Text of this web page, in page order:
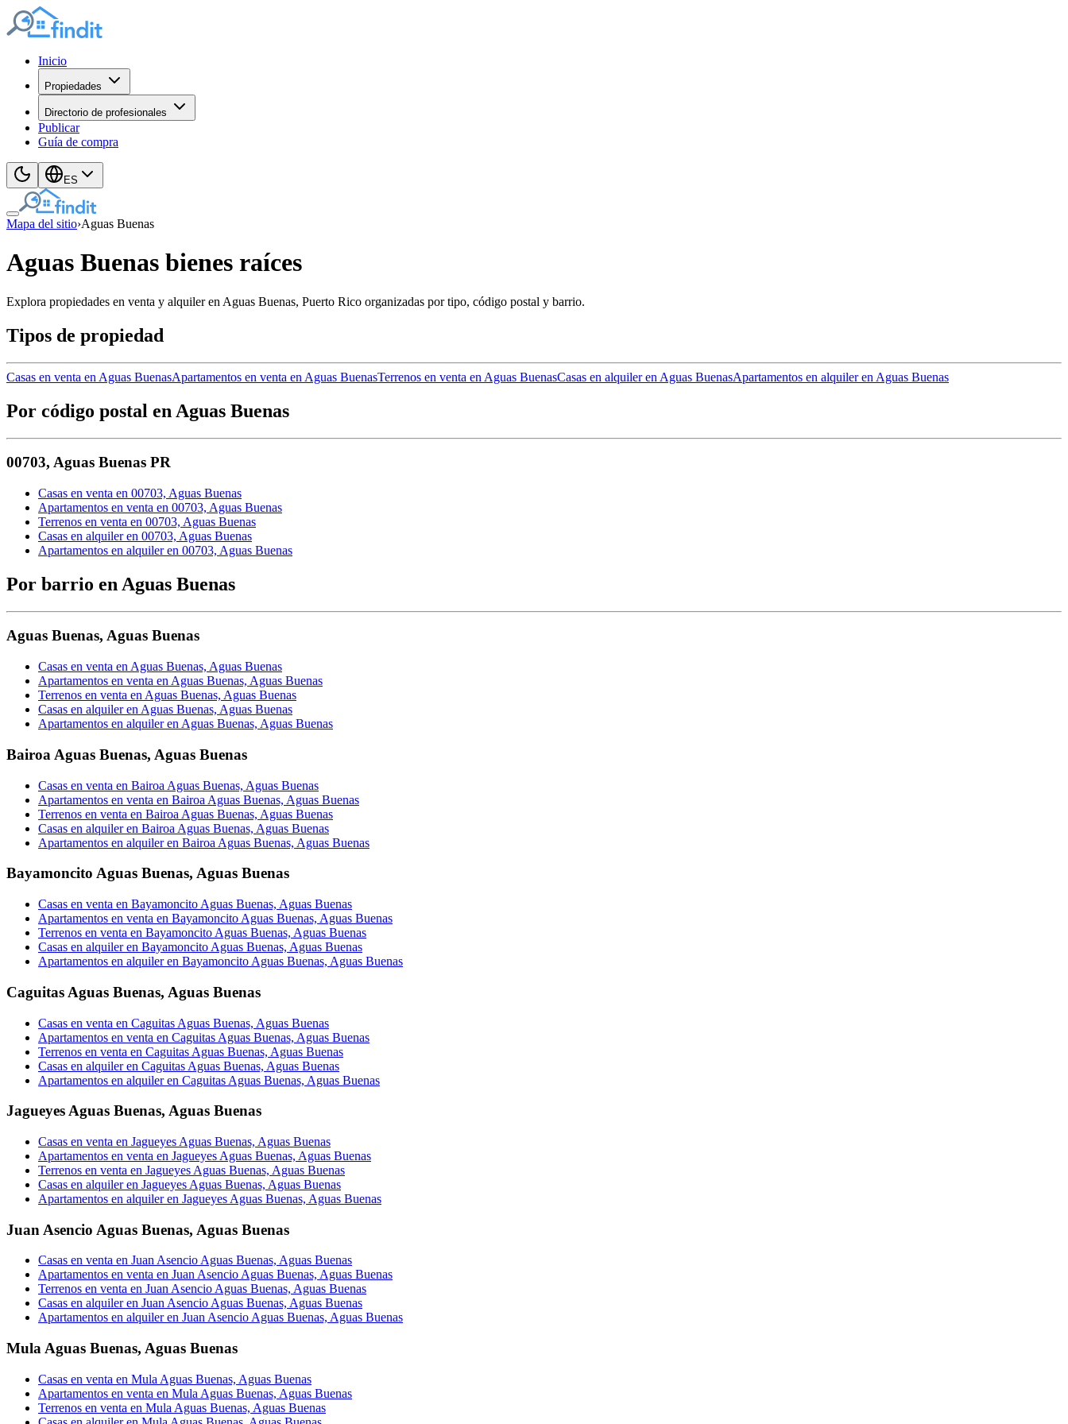
Inicio
Propiedades
Directorio de profesionales
Publicar
Guía de compra
ES
Mapa del sitio›Aguas Buenas
Aguas Buenas bienes raíces
Explora propiedades en venta y alquiler en Aguas Buenas, Puerto Rico organizadas por tipo, código postal y barrio.
Tipos de propiedad
Casas en venta en Aguas BuenasApartamentos en venta en Aguas BuenasTerrenos en venta en Aguas BuenasCasas en alquiler en Aguas BuenasApartamentos en alquiler en Aguas Buenas
Por código postal en Aguas Buenas
00703, Aguas Buenas PR
Casas en venta en 00703, Aguas Buenas
Apartamentos en venta en 00703, Aguas Buenas
Terrenos en venta en 00703, Aguas Buenas
Casas en alquiler en 00703, Aguas Buenas
Apartamentos en alquiler en 00703, Aguas Buenas
Por barrio en Aguas Buenas
Aguas Buenas, Aguas Buenas
Casas en venta en Aguas Buenas, Aguas Buenas
Apartamentos en venta en Aguas Buenas, Aguas Buenas
Terrenos en venta en Aguas Buenas, Aguas Buenas
Casas en alquiler en Aguas Buenas, Aguas Buenas
Apartamentos en alquiler en Aguas Buenas, Aguas Buenas
Bairoa Aguas Buenas, Aguas Buenas
Casas en venta en Bairoa Aguas Buenas, Aguas Buenas
Apartamentos en venta en Bairoa Aguas Buenas, Aguas Buenas
Terrenos en venta en Bairoa Aguas Buenas, Aguas Buenas
Casas en alquiler en Bairoa Aguas Buenas, Aguas Buenas
Apartamentos en alquiler en Bairoa Aguas Buenas, Aguas Buenas
Bayamoncito Aguas Buenas, Aguas Buenas
Casas en venta en Bayamoncito Aguas Buenas, Aguas Buenas
Apartamentos en venta en Bayamoncito Aguas Buenas, Aguas Buenas
Terrenos en venta en Bayamoncito Aguas Buenas, Aguas Buenas
Casas en alquiler en Bayamoncito Aguas Buenas, Aguas Buenas
Apartamentos en alquiler en Bayamoncito Aguas Buenas, Aguas Buenas
Caguitas Aguas Buenas, Aguas Buenas
Casas en venta en Caguitas Aguas Buenas, Aguas Buenas
Apartamentos en venta en Caguitas Aguas Buenas, Aguas Buenas
Terrenos en venta en Caguitas Aguas Buenas, Aguas Buenas
Casas en alquiler en Caguitas Aguas Buenas, Aguas Buenas
Apartamentos en alquiler en Caguitas Aguas Buenas, Aguas Buenas
Jagueyes Aguas Buenas, Aguas Buenas
Casas en venta en Jagueyes Aguas Buenas, Aguas Buenas
Apartamentos en venta en Jagueyes Aguas Buenas, Aguas Buenas
Terrenos en venta en Jagueyes Aguas Buenas, Aguas Buenas
Casas en alquiler en Jagueyes Aguas Buenas, Aguas Buenas
Apartamentos en alquiler en Jagueyes Aguas Buenas, Aguas Buenas
Juan Asencio Aguas Buenas, Aguas Buenas
Casas en venta en Juan Asencio Aguas Buenas, Aguas Buenas
Apartamentos en venta en Juan Asencio Aguas Buenas, Aguas Buenas
Terrenos en venta en Juan Asencio Aguas Buenas, Aguas Buenas
Casas en alquiler en Juan Asencio Aguas Buenas, Aguas Buenas
Apartamentos en alquiler en Juan Asencio Aguas Buenas, Aguas Buenas
Mula Aguas Buenas, Aguas Buenas
Casas en venta en Mula Aguas Buenas, Aguas Buenas
Apartamentos en venta en Mula Aguas Buenas, Aguas Buenas
Terrenos en venta en Mula Aguas Buenas, Aguas Buenas